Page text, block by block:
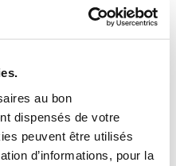
au bon
dispensés de votre
peuvent être utilisés
d’informations, pour la